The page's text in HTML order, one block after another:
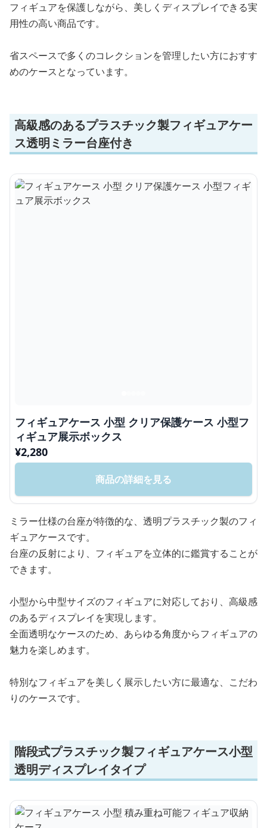
フィギュアを保護しながら、美しくディスプレイできる実
用性の高い商品です。
省スペースで多くのコレクションを管理したい方におすす
めのケースとなっています。
高級感のあるプラスチック製フィギュアケー
ス透明ミラー台座付き
フィギュアケース 小型 クリア保護ケース 小型フ
ィギュア展示ボックス
¥2,280
商品の詳細を見る
ミラー仕様の台座が特徴的な、透明プラスチック製のフィ
ギュアケースです。
台座の反射により、フィギュアを立体的に鑑賞することが
できます。
小型から中型サイズのフィギュアに対応しており、高級感
のあるディスプレイを実現します。
全面透明なケースのため、あらゆる角度からフィギュアの
魅力を楽しめます。
特別なフィギュアを美しく展示したい方に最適な、こだわ
りのケースです。
階段式プラスチック製フィギュアケース小型
透明ディスプレイタイプ